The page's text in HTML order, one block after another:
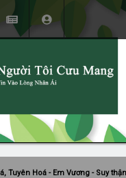
Tuyên Hoá - Em Vương - Suy thận